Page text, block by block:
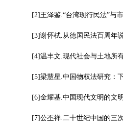
[2]王泽鉴.“台湾现行民法”与
[3]谢怀栻.从德国民法百周年
[4]温丰文.现代社会与土地所
[5]梁慧星.中国物权法研究：
[6]金耀基.中国现代文明的文
[7]公丕祥.二十世纪中国的三